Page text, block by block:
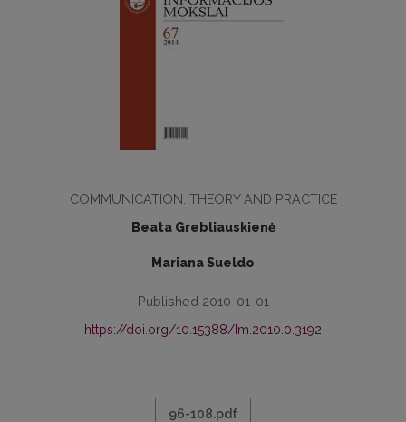
COMMUNICATION: THEORY AND PRACTICE
Beata Grebliauskienė
Mariana Sueldo
Published 2010-01-01
https://doi.org/10.15388/Im.2010.0.3192
96-108.pdf